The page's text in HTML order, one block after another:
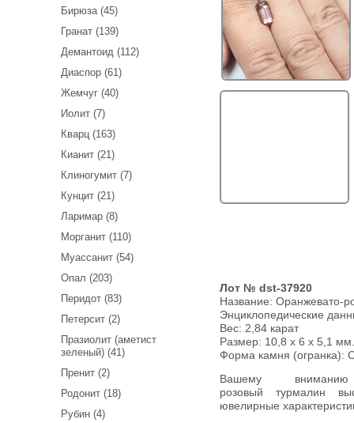
Бирюза (45)
Гранат (139)
Демантоид (112)
Диаспор (61)
Жемчуг (40)
Иолит (7)
Кварц (163)
Кианит (21)
Клиногумит (7)
Кунцит (21)
Ларимар (8)
Морганит (110)
Муассанит (54)
Опал (203)
Перидот (83)
Петерсит (2)
Празиолит (аметист
зеленый) (41)
Пренит (2)
Родонит (18)
Рубин (4)
Лот № dst-37920
Название: Оранжевато-
Энциклопедические
Вес: 2,84 карат
Размер: 10,8 x 6 x 5,1 мм.
Форма камня (огранка):
Вашему вниманию предлагается оранжевато-
розовый турмалин
ювелирные